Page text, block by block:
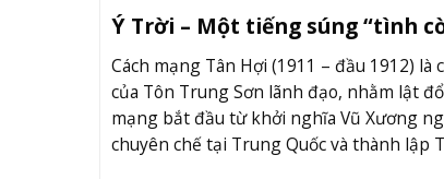
Ý Trời – Một tiếng súng “tình
Cách mạng Tân Hợi (1911 – đầu 1912)
của Tôn Trung Sơn lãnh đạo, nhằm lật
mạng bắt đầu từ khởi nghĩa Vũ Xương
chuyên chế tại Trung Quốc và thành lập